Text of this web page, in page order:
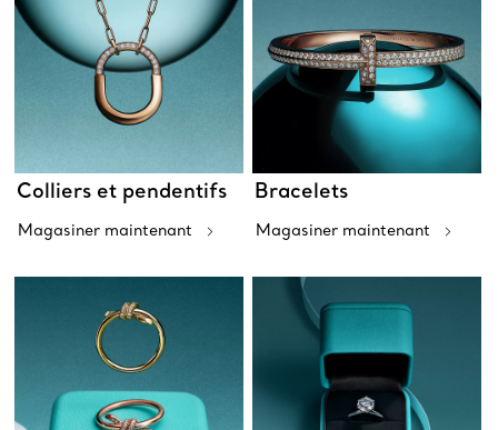
Colliers et pendentifs
Magasiner maintenant
Bracelets
Magasiner maintenant